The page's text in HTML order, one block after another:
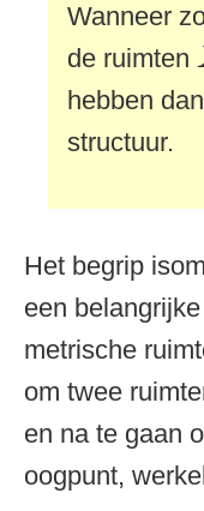
Wanneer
de ruimten
hebben
structuur.
Het begrip
een
metrische
om twee
en na te gaan
oogpunt,